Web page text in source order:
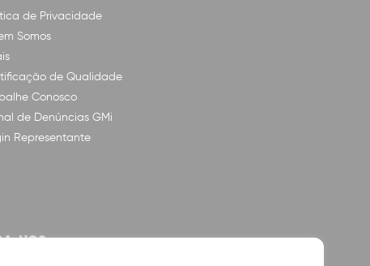
de Privacidade
Somos
de Qualidade
Conosco
de Denúncias GMi
Representante
NOS